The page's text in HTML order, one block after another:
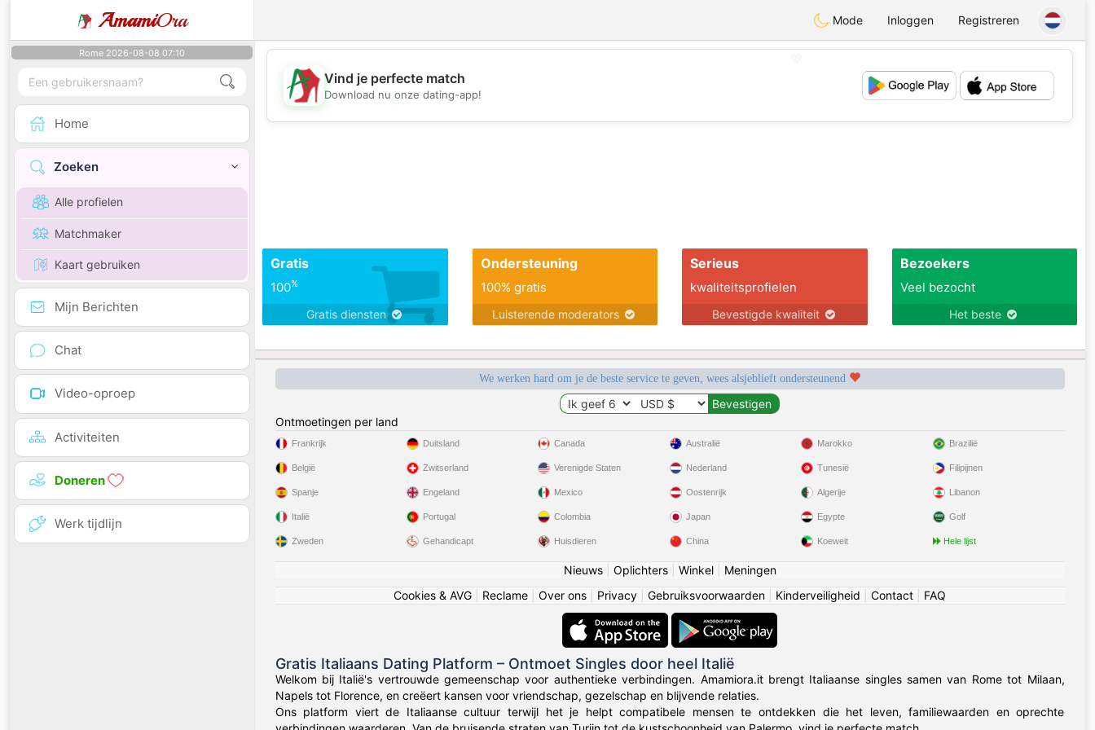
AmamiOra Mode Inloggen Registreren
Rome 2026-08-08 07:10
Home
Zoeken
Alle profielen
Matchmaker
Kaart gebruiken
Mijn Berichten
Chat
Video-oproep
Activiteiten
Doneren
Werk tijdlijn
💖
💕
Vind je perfecte match
Download nu onze dating-app!
Gratis
100%
Gratis diensten
Ondersteuning
100% gratis
Luisterende moderators
Serieus
kwaliteitsprofielen
Bevestigde kwaliteit
Bezoekers
Veel bezocht
Het beste
We werken hard om je de beste service te geven, wees alsjeblieft ondersteunend
Ontmoetingen per land
Frankrijk
België
Spanje
Italië
Zweden
Duitsland
Zwitserland
Engeland
Portugal
Gehandicapt
Canada
Verenigde Staten
Mexico
Colombia
Huisdieren
Australië
Nederland
Oostenrijk
Japan
China
Marokko
Tunesië
Algerije
Egypte
Koeweit
Brazilië
Filipijnen
Libanon
Golf
Hele lijst
Nieuws| Oplichters| Winkel| Meningen
Cookies & AVG
Reclame Over ons Privacy Gebruiksvoorwaarden Kinderveiligheid Contact FAQ
Gratis Italiaans Dating Platform – Ontmoet Singles door heel Italië
Welkom bij Italië's vertrouwde gemeenschap voor authentieke verbindingen. Amamiora.it brengt Italiaanse singles samen van Rome tot Milaan,
Napels tot Florence, en creëert kansen voor vriendschap, gezelschap en blijvende relaties.
Ons platform viert de Italiaanse cultuur terwijl het je helpt compatibele mensen te ontdekken die het leven, familiewaarden en oprechte